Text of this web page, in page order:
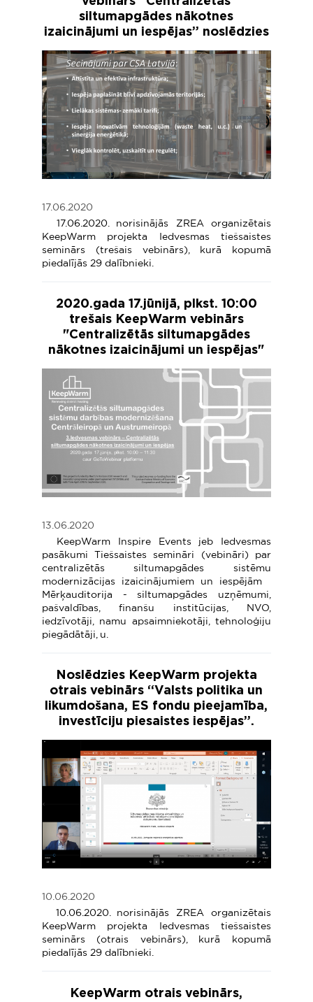
siltumapgādes nākotnes
izaicinājumi un iespējas” noslēdzies
17.06.2020
17.06.2020. norisinājās ZREA organizētais
KeepWarm projekta Iedvesmas tiešsaistes
seminārs (trešais vebinārs), kurā kopumā
piedalījās 29 dalībnieki.
2020.gada 17.jūnijā, plkst. 10:00
trešais KeepWarm vebinārs
"Centralizētās siltumapgādes
nākotnes izaicinājumi un iespējas"
13.06.2020
KeepWarm Inspire Events jeb Iedvesmas
pasākumi Tiešsaistes semināri (vebināri) par
centralizētās siltumapgādes sistēmu
modernizācijas izaicinājumiem un iespējām
Mērķauditorija - siltumapgādes uzņēmumi,
pašvaldības, finanšu institūcijas, NVO,
iedzīvotāji, namu apsaimniekotāji, tehnoloģiju
piegādātāji, u.
Noslēdzies KeepWarm projekta
otrais vebinārs “Valsts politika un
likumdošana, ES fondu pieejamība,
investīciju piesaistes iespējas”.
10.06.2020
10.06.2020. norisinājās ZREA organizētais
KeepWarm projekta Iedvesmas tiešsaistes
seminārs (otrais vebinārs), kurā kopumā
piedalījās 29 dalībnieki.
KeepWarm otrais vebinārs,